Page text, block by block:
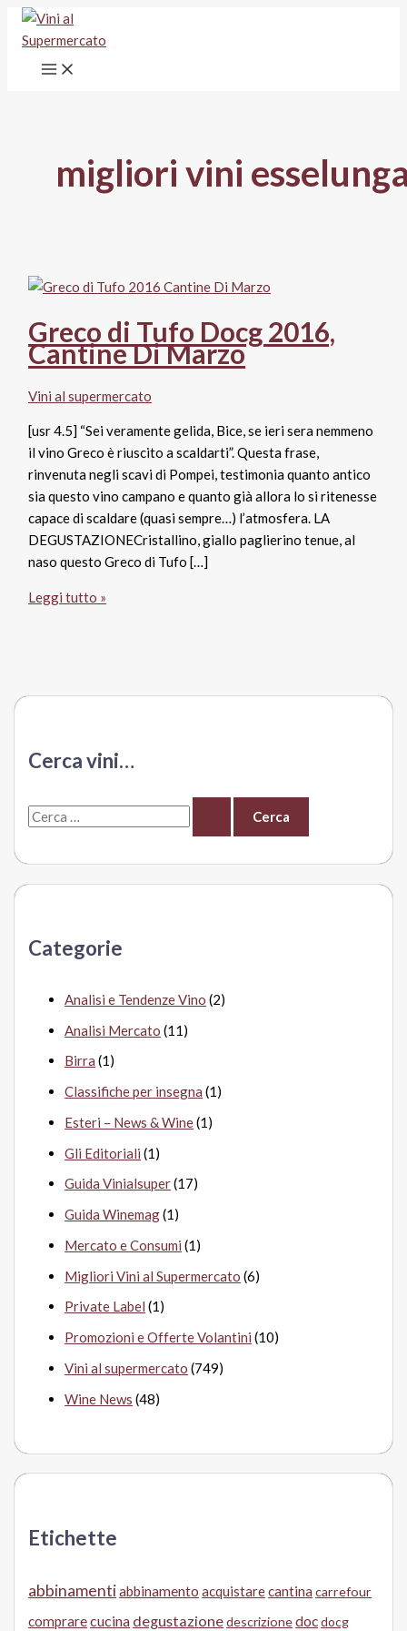
Vai
contenuto
migliori vini
Greco di Tufo Docg 2016,
Cantine Di Marzo
Vini al supermercato
[usr 4.5] “Sei veramente gelida, Bice, se ieri sera nemmeno
il vino Greco è riuscito a scaldarti”. Questa frase,
rinvenuta negli scavi di Pompei, testimonia quanto antico
sia questo vino campano e quanto già allora lo si ritenesse
capace di scaldare (quasi sempre…) l’atmosfera. LA
DEGUSTAZIONECristallino, giallo paglierino tenue, al
naso questo Greco di Tufo […]
Greco
Marzo
Leggi tutto »
Cerca vini…
C
r
:Categorie
Analisi e Tendenze Vino (2)
Analisi Mercato (11)
Birra (1)
Classifiche per insegna (1)
Esteri – News & Wine(1)
Gli Editoriali (1)
Guida Vinialsuper(17)
Guida Winemag(1)
Mercato e Consumi (1)
Migliori Vini al Supermercato (6)
Private Label (1)
Promozioni e Offerte Volantini (10)
Vini al supermercato (749)
Wine News (48)
Etichette
abbinamentiabbinamento acquistarecantina carrefour
comprarecucina degustazionedescrizionedocdocg